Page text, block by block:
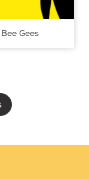
Bee Gees